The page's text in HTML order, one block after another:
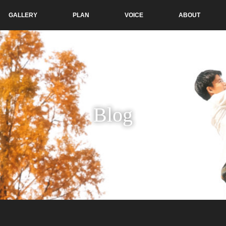
GALLERY PLAN VOICE ABOUT
Blog